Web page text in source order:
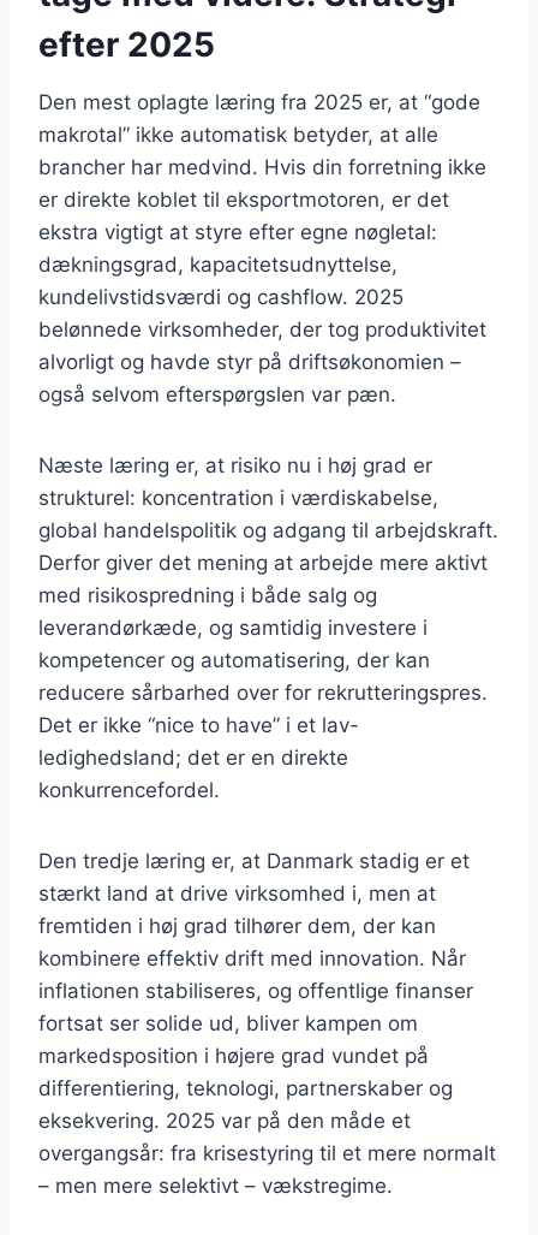
efter 2025
Den mest oplagte læring fra 2025 er, at “gode
makrotal” ikke automatisk betyder, at alle
brancher har medvind. Hvis din forretning ikke
er direkte koblet til eksportmotoren, er det
ekstra vigtigt at styre efter egne nøgletal:
dækningsgrad, kapacitetsudnyttelse,
kundelivstidsværdi og cashflow. 2025
belønnede virksomheder, der tog produktivitet
alvorligt og havde styr på driftsøkonomien –
også selvom efterspørgslen var pæn.
Næste læring er, at risiko nu i høj grad er
strukturel: koncentration i værdiskabelse,
global handelspolitik og adgang til arbejdskraft.
Derfor giver det mening at arbejde mere aktivt
med risikospredning i både salg og
leverandørkæde, og samtidig investere i
kompetencer og automatisering, der kan
reducere sårbarhed over for rekrutteringspres.
Det er ikke “nice to have” i et lav-
ledighedsland; det er en direkte
konkurrencefordel.
Den tredje læring er, at Danmark stadig er et
stærkt land at drive virksomhed i, men at
fremtiden i høj grad tilhører dem, der kan
kombinere effektiv drift med innovation. Når
inflationen stabiliseres, og offentlige finanser
fortsat ser solide ud, bliver kampen om
markedsposition i højere grad vundet på
differentiering, teknologi, partnerskaber og
eksekvering. 2025 var på den måde et
overgangsår: fra krisestyring til et mere normalt
– men mere selektivt – vækstregime.